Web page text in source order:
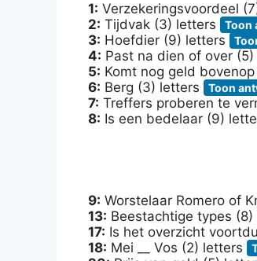
1: Verzekeringsvoordeel
2: Tijdvak (3) letters Toon
3: Hoefdier (9) letters
4: Past na dien of over
5: Komt nog geld
6: Berg (3) letters Toon
7: Treffers proberen te
8: Is een bedelaar (9)
9: Worstelaar Romero of
13: Beestachtige types (8)
17: Is het overzicht
18: Mei __ Vos (2) letters